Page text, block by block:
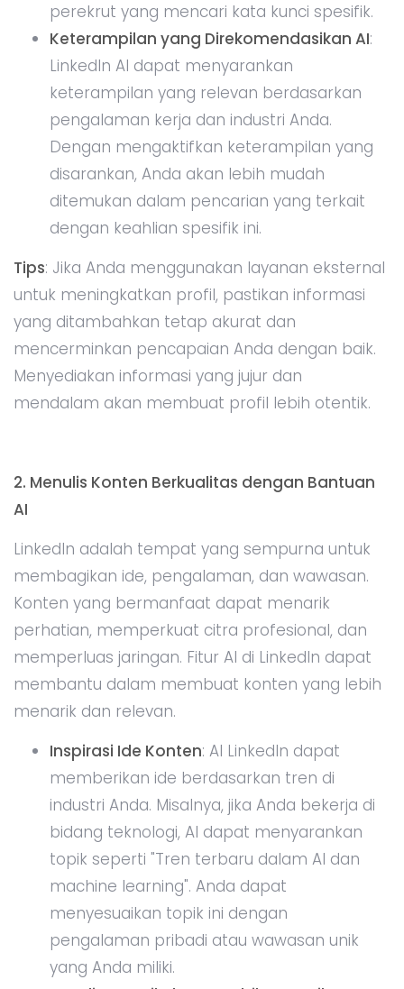
perekrut yang mencari kata kunci spesifik.
Keterampilan yang Direkomendasikan AI:
LinkedIn AI dapat menyarankan
keterampilan yang relevan berdasarkan
pengalaman kerja dan industri Anda.
Dengan mengaktifkan keterampilan yang
disarankan, Anda akan lebih mudah
ditemukan dalam pencarian yang terkait
dengan keahlian spesifik ini.
Tips: Jika Anda menggunakan layanan eksternal
untuk meningkatkan profil, pastikan informasi
yang ditambahkan tetap akurat dan
mencerminkan pencapaian Anda dengan baik.
Menyediakan informasi yang jujur dan
mendalam akan membuat profil lebih otentik.
2. Menulis Konten Berkualitas dengan Bantuan
AI
LinkedIn adalah tempat yang sempurna untuk
membagikan ide, pengalaman, dan wawasan.
Konten yang bermanfaat dapat menarik
perhatian, memperkuat citra profesional, dan
memperluas jaringan. Fitur AI di LinkedIn dapat
membantu dalam membuat konten yang lebih
menarik dan relevan.
Inspirasi Ide Konten: AI LinkedIn dapat
memberikan ide berdasarkan tren di
industri Anda. Misalnya, jika Anda bekerja di
bidang teknologi, AI dapat menyarankan
topik seperti "Tren terbaru dalam AI dan
machine learning". Anda dapat
menyesuaikan topik ini dengan
pengalaman pribadi atau wawasan unik
yang Anda miliki.